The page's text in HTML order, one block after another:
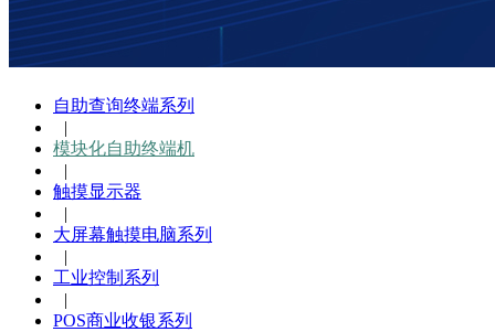
自助查询终端系列
|
模块化自助终端机
|
触摸显示器
|
大屏幕触摸电脑系列
|
工业控制系列
|
POS商业收银系列